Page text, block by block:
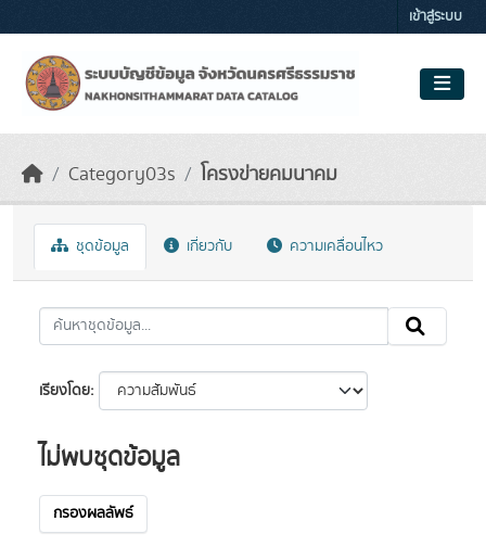
เข้าสู่ระบบ
Category03s โครงข่ายคมนาคม
ชุดข้อมูล เกี่ยวกับ ความเคลื่อนไหว
เรียงโดย
ไม่พบชุดข้อมูล
กรองผลลัพธ์